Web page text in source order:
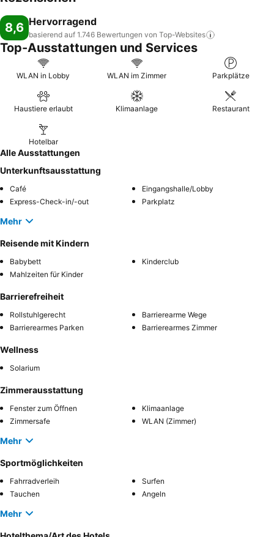
8,6 Hervorragend
basierend auf 1.746 Bewertungen von Top-Websites
Top-Ausstattungen und Services
WLAN in Lobby WLAN im Zimmer Parkplätze
Haustiere erlaubt Klimaanlage Restaurant
Hotelbar
Alle Ausstattungen
Unterkunftsausstattung
Café
Eingangshalle/Lobby
Express-Check-in/-out
Parkplatz
Mehr
Reisende mit Kindern
Babybett
Kinderclub
Mahlzeiten für Kinder
Barrierefreiheit
Rollstuhlgerecht
Barrierearme Wege
Barrierearmes Parken
Barrierearmes Zimmer
Wellness
Solarium
Zimmerausstattung
Fenster zum Öffnen
Klimaanlage
Zimmersafe
WLAN (Zimmer)
Mehr
Sportmöglichkeiten
Fahrradverleih
Surfen
Tauchen
Angeln
Mehr